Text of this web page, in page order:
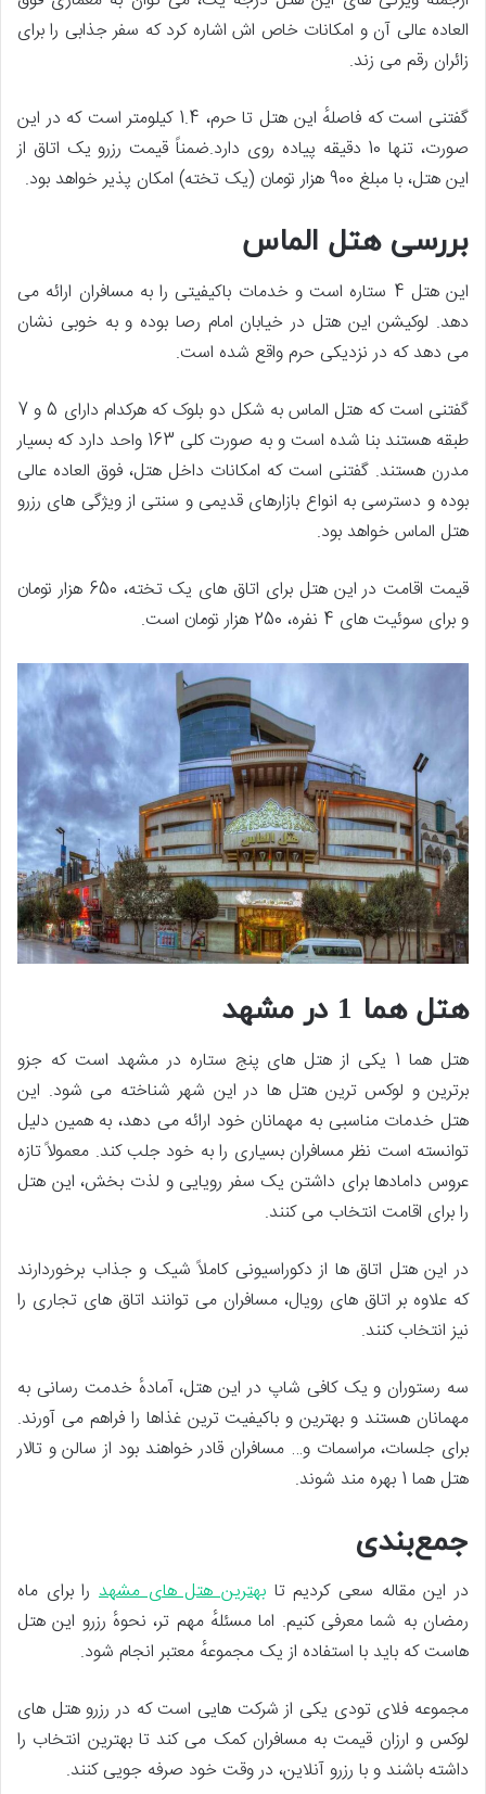
العاده عالی آن و امکانات خاص اش اشاره کرد که سفر جذابی را برای
زائران رقم می زند.
گفتنی است که فاصلهٔ این هتل تا حرم، 1.4 کیلومتر است که در این
صورت، تنها 10 دقیقه پیاده روی دارد.ضمناً قیمت رزرو یک اتاق از
این هتل، با مبلغ 900 هزار تومان (یک تخته) امکان پذیر خواهد بود.
بررسی هتل الماس
این هتل 4 ستاره است و خدمات باکیفیتی را به مسافران ارائه می
دهد. لوکیشن این هتل در خیابان امام رصا بوده و به خوبی نشان
می دهد که در نزدیکی حرم واقع شده است.
گفتنی است که هتل الماس به شکل دو بلوک که هرکدام دارای 5 و 7
طبقه هستند بنا شده است و به صورت کلی 163 واحد دارد که بسیار
مدرن هستند. گفتنی است که امکانات داخل هتل، فوق العاده عالی
بوده و دسترسی به انواع بازارهای قدیمی و سنتی از ویژگی های رزرو
هتل الماس خواهد بود.
قیمت اقامت در این هتل برای اتاق های یک تخته، 650 هزار تومان
و برای سوئیت‌ های 4 نفره، 250 هزار تومان است.
هتل هما 1 در مشهد
هتل هما 1 یکی از هتل های پنج ستاره در مشهد است که جزو
برترین و لوکس ترین هتل ها در این شهر شناخته می شود. این
هتل خدمات مناسبی به مهمانان خود ارائه می دهد، به همین دلیل
توانسته است نظر مسافران بسیاری را به خود جلب کند. معمولاً تازه
عروس دامادها برای داشتن یک سفر رویایی و لذت بخش، این هتل
را برای اقامت انتخاب می کنند.
در این هتل اتاق ها از دکوراسیونی کاملاً شیک و جذاب برخوردارند
که علاوه بر اتاق های رویال، مسافران می توانند اتاق های تجاری را
نیز انتخاب کنند.
سه رستوران و یک کافی شاپ در این هتل، آمادهٔ خدمت رسانی به
مهمانان هستند و بهترین و باکیفیت ترین غذاها را فراهم می آورند.
برای جلسات، مراسمات و… مسافران قادر خواهند بود از سالن و تالار
هتل هما 1 بهره مند شوند.
جمع‌بندی
در این مقاله سعی کردیم تا بهترین هتل های مشهد را برای ماه
رمضان به شما معرفی کنیم. اما مسئلهٔ مهم تر، نحوهٔ رزرو این هتل
هاست که باید با استفاده از یک مجموعهٔ معتبر انجام شود.
مجموعه فلای تودی یکی از شرکت هایی است که در رزرو هتل های
لوکس و ارزان قیمت به مسافران کمک می کند تا بهترین انتخاب را
داشته باشند و با رزرو آنلاین، در وقت خود صرفه جویی کنند.